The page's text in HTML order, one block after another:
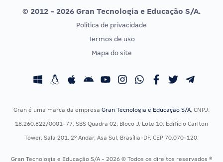
Vunesp
CONCURSOS POR PROFISSÃO
Concursos Fiscais
Concursos Saúde
EXAME DE ORDEM
Calendário OAB
© 2012 - 2026 Gran Tecnologia e Educação S/A.
Política de privacidade
Termos de uso
Mapa do site
Gran é uma marca da empresa Gran Tecnologia e Educação S/A, CNPJ:
18.260.822/0001-77, SBS Quadra 02, Bloco J, Lote 10, Edifício Carlton
Tower, Sala 201, 2º Andar, Asa Sul, Brasília-DF, CEP 70.070-120.
Gran Tecnologia e Educação S/A - 2026 © Todos os direitos reservados ®